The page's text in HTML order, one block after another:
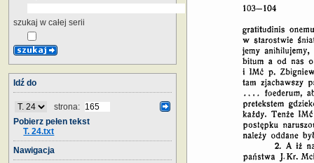
szukaj w całej serii
Idź do
strona:
Pobierz pełen tekst
T. 24.txt
Nawigacja